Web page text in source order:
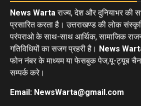
News Wartaराज्य, देश और दुनियाभर की
प्रसारित करता है। उत्तराखण्ड की लोक
परंपराओ के साथ-साथ आर्थिक, सामाजिक
गतिविधियों का सजग प्रहरी है। News
फोन नंबर के माध्यम या फेसबुक पेज,यू-ट्यूब
सम्पर्क करे।
Email: NewsWarta@gmail.com